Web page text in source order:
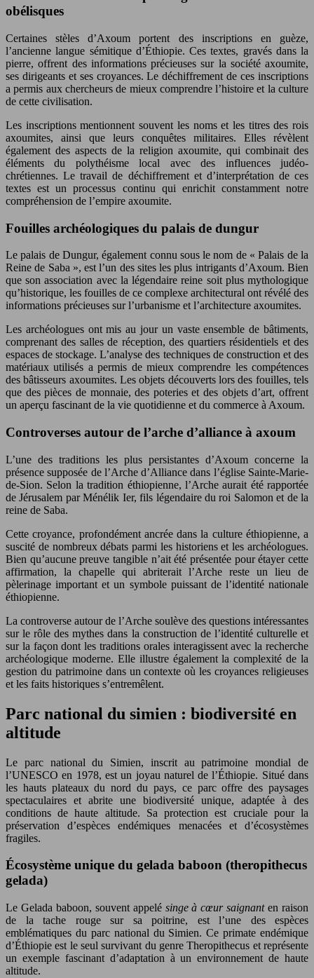
obélisques
Certaines stèles d’Axoum portent des inscriptions en guèze,
l’ancienne langue sémitique d’Éthiopie. Ces textes, gravés dans la
pierre, offrent des informations précieuses sur la société axoumite,
ses dirigeants et ses croyances. Le déchiffrement de ces inscriptions
a permis aux chercheurs de mieux comprendre l’histoire et la culture
de cette civilisation.
Les inscriptions mentionnent souvent les noms et les titres des rois
axoumites, ainsi que leurs conquêtes militaires. Elles révèlent
également des aspects de la religion axoumite, qui combinait des
éléments du polythéisme local avec des influences judéo-
chrétiennes. Le travail de déchiffrement et d’interprétation de ces
textes est un processus continu qui enrichit constamment notre
compréhension de l’empire axoumite.
Fouilles archéologiques du palais de dungur
Le palais de Dungur, également connu sous le nom de « Palais de la
Reine de Saba », est l’un des sites les plus intrigants d’Axoum. Bien
que son association avec la légendaire reine soit plus mythologique
qu’historique, les fouilles de ce complexe architectural ont révélé des
informations précieuses sur l’urbanisme et l’architecture axoumites.
Les archéologues ont mis au jour un vaste ensemble de bâtiments,
comprenant des salles de réception, des quartiers résidentiels et des
espaces de stockage. L’analyse des techniques de construction et des
matériaux utilisés a permis de mieux comprendre les compétences
des bâtisseurs axoumites. Les objets découverts lors des fouilles, tels
que des pièces de monnaie, des poteries et des objets d’art, offrent
un aperçu fascinant de la vie quotidienne et du commerce à Axoum.
Controverses autour de l’arche d’alliance à axoum
L’une des traditions les plus persistantes d’Axoum concerne la
présence supposée de l’Arche d’Alliance dans l’église Sainte-Marie-
de-Sion. Selon la tradition éthiopienne, l’Arche aurait été rapportée
de Jérusalem par Ménélik Ier, fils légendaire du roi Salomon et de la
reine de Saba.
Cette croyance, profondément ancrée dans la culture éthiopienne, a
suscité de nombreux débats parmi les historiens et les archéologues.
Bien qu’aucune preuve tangible n’ait été présentée pour étayer cette
affirmation, la chapelle qui abriterait l’Arche reste un lieu de
pèlerinage important et un symbole puissant de l’identité nationale
éthiopienne.
La controverse autour de l’Arche soulève des questions intéressantes
sur le rôle des mythes dans la construction de l’identité culturelle et
sur la façon dont les traditions orales interagissent avec la recherche
archéologique moderne. Elle illustre également la complexité de la
gestion du patrimoine dans un contexte où les croyances religieuses
et les faits historiques s’entremêlent.
Parc national du simien : biodiversité en
altitude
Le parc national du Simien, inscrit au patrimoine mondial de
l’UNESCO en 1978, est un joyau naturel de l’Éthiopie. Situé dans
les hauts plateaux du nord du pays, ce parc offre des paysages
spectaculaires et abrite une biodiversité unique, adaptée à des
conditions de haute altitude. Sa protection est cruciale pour la
préservation d’espèces endémiques menacées et d’écosystèmes
fragiles.
Écosystème unique du gelada baboon (theropithecus
gelada)
Le Gelada baboon, souvent appelé singe à cœur saignanten raison
de la tache rouge sur sa poitrine, est l’une des espèces
emblématiques du parc national du Simien. Ce primate endémique
d’Éthiopie est le seul survivant du genre Theropithecus et représente
un exemple fascinant d’adaptation à un environnement de haute
altitude.